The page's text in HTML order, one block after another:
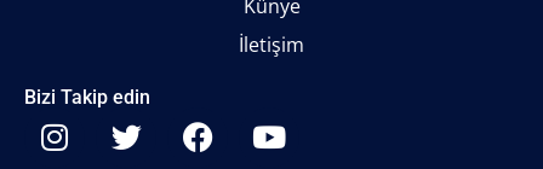
Künye
İletişim
Bizi Takip edin